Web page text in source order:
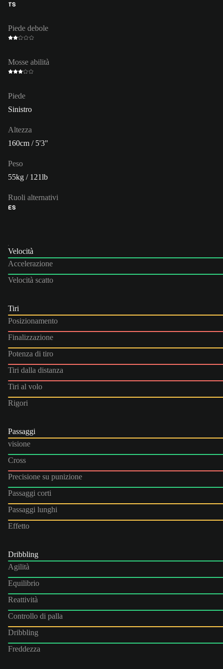
TS
Piede debole
Mosse abilità
Piede
Sinistro
Altezza
160cm / 5'3"
Peso
55kg / 121lb
Ruoli alternativi
ES
Velocità
Accelerazione
Velocità scatto
Tiri
Posizionamento
Finalizzazione
Potenza di tiro
Tiri dalla distanza
Tiri al volo
Rigori
Passaggi
visione
Cross
Precisione su punizione
Passaggi corti
Passaggi lunghi
Effetto
Dribbling
Agilità
Equilibrio
Reattività
Controllo di palla
Dribbling
Freddezza